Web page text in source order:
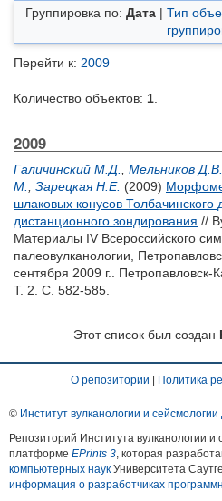
Группировка по: Дата| Тип
Перейти к: 2009
Количество объектов: 1
2009
Галичинский М.Д. Мельников Д.В.
М.
Зарецкая Н.Е. (2009)
шлаковых конусов
дистанционного зондирования //
Материалы IV Всероссийского
палеовулканологии,
сентября 2009 г..
Т. 2. С. 582-585.
Этот список был создан
О репозитории Политика
© Институт вулканологии и
Репозиторий Института вулканологии
платформе EPrints 3, которая
компьютерных наук Университета
информация о разработчиках